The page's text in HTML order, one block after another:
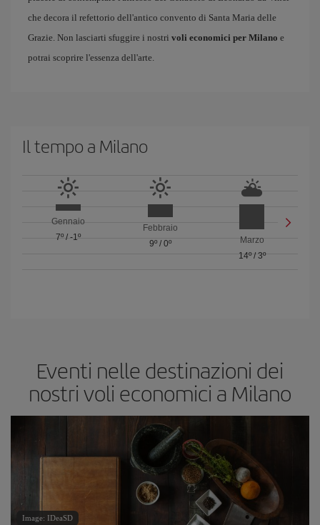
che decora il refettorio dell'antico convento di Santa Maria delle
Grazie. Non lasciarti sfuggire i nostri voli economici per Milano e
potrai scoprire l'essenza dell'arte.
Il tempo a Milano
Gennaio
7º/ -1º
Febbraio
9º/ 0º
Marzo
14º/ 3º
Eventi nelle destinazioni dei
nostri voli economici a Milano
Image: IDeaSD